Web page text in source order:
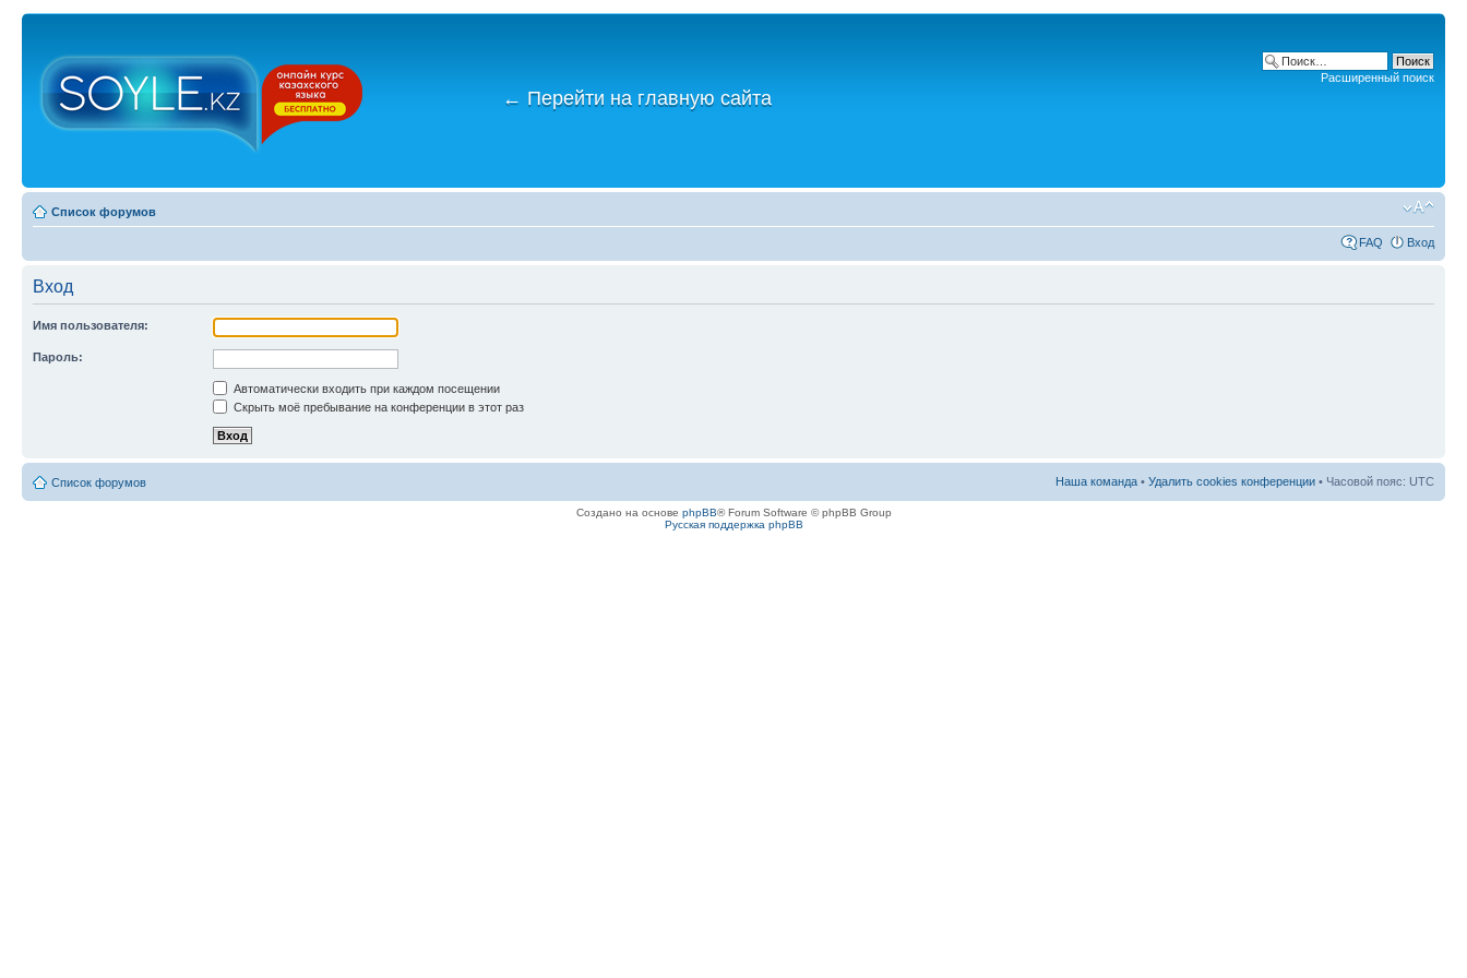
← Перейти на главную сайта
Расширенный поиск
Список форумов
FAQ Вход
Вход
Имя пользователя:
Пароль:
Автоматически входить при каждом посещении
Скрыть моё пребывание на конференции в этот раз
Список форумов Наша команда • Удалить cookies конференции • Часовой пояс: UTC
Создано на основе phpBB® Forum Software © phpBB Group
Русская поддержка phpBB